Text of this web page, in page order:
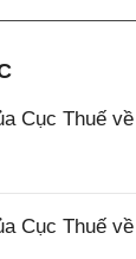
Cục Thuế
Cục Thuế